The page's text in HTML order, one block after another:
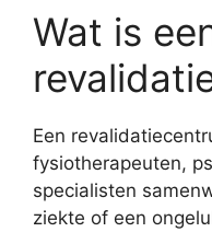
Wat is
Een
fysiotherapeuten,
specialisten
ziekte of een